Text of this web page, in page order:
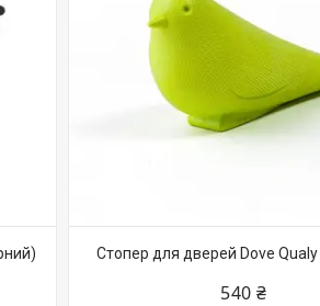
Стопер для дверей Dove
540 ₴